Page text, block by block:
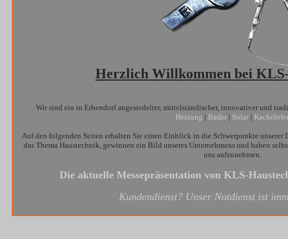
Herzlich Willkommen bei
Wir sind ein in Erbendorf angesiedelter, mittelständischer, innovativer und
Heizung | Bäder| Solar|
Auf den folgenden Seiten erhalten Sie einen Einblick in die Schwerpunkte unserer
das Thema Haustechnik, gewinnen ein Bild unseres Unternehmens und haben
uns aufzunehmen.
Die aktuelle Messepräsentation von KLS-
Kundendienst? Unser Notdienst ist